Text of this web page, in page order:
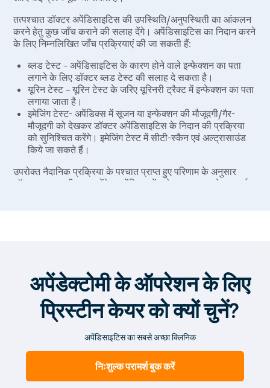
तत्पश्चात डॉक्टर अपेंडिसाइटिस की उपस्थिति/अनुपस्थिती का आंकलन
करने हेतु कुछ जाँच कराने की सलाह देंगे। अपेंडिसाइटिस का निदान करने
के लिए निम्नलिखित जाँच प्रक्रियाएं की जा सकती हैं:
ब्लड टेस्ट – अपेंडिसाइटिस के कारण होने वाले इन्फेक्शन का पता
लगाने के लिए डॉक्टर ब्लड टेस्ट की सलाह दे सकता है।
यूरिन टेस्ट – यूरिन टेस्ट के जरिए यूरिनरी ट्रैक्ट में इन्फेक्शन का पता
लगाया जाता है।
इमेजिंग टेस्ट- अपेंडिक्स में सूजन या इन्फेक्शन की मौजूदगी/गैर-
मौजूदगी को देखकर डॉक्टर अपेंडिसाइटिस के निदान की प्रक्रिया
को सुनिश्चित करेंगे। इमेजिंग टेस्ट में सीटी-स्कैन एवं अल्ट्रासाउंड
किये जा सकते हैं।
उपरोक्त नैदानिक प्रक्रिया के पश्चात प्राप्त हुए परिणाम के अनुसार
डॉक्टर उपचार की सलाह देंगे। अपेंडिक्स में इन्फेक्शन पाए जाने पर कर्जत
कर्जत में अपेंडिक्स निकालने के लिए हम लेप्रोस्कोपिक सर्जरी करते हैं।
यह ओपन सर्जरी की तुलना में बहुत ही सुरक्षित प्रक्रिया है। प्रक्रिया के
दौरान रोगी एनेस्थीसिया के प्रभाव में होता है। डॉक्टर लेप्रोस्कोप और
अन्य उपकरणों की मदद से 2-3 छोटे कट्स की मदद से अपेंडिक्स को बाहर
निकाल देते हैं।
प्रक्रिया खत्म होने में करीब 45 मिनट लग सकते हैं। सर्जरी के दौरान
कोई बड़ा कट नहीं होने के कारण रोगी 24 घंटे बाद अस्पताल से घर जा
सकता है। यही वजह है कि कर्जत में अपेंडिक्स का ऑपरेशन कराने के लिए
लोग ओपन सर्जरी की जगह लेप्रोस्कोपिक प्रक्रिया का चयन करते हैं।
अपेंडेक्टोमी के ऑपरेशन के लिए
प्रिस्टीन केयर को क्यों चुनें?
अपेंडिसाइटिस का सबसे अच्छा क्लिनिक
निःशुल्क परामर्श बुक करें